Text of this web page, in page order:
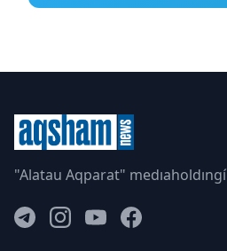
"Alatau Aqparat" medıaholdıngí